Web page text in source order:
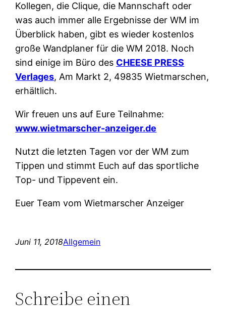
Kollegen, die Clique, die Mannschaft oder
was auch immer alle Ergebnisse der WM im
Überblick haben, gibt es wieder kostenlos
große Wandplaner für die WM 2018. Noch
sind einige im Büro des CHEESE PRESS
Verlages, Am Markt 2, 49835 Wietmarschen,
erhältlich.
Wir freuen uns auf Eure Teilnahme:
www.wietmarscher-anzeiger.de
Nutzt die letzten Tagen vor der WM zum
Tippen und stimmt Euch auf das sportliche
Top- und Tippevent ein.
Euer Team vom Wietmarscher Anzeiger
Juni 11, 2018Allgemein
Schreibe einen